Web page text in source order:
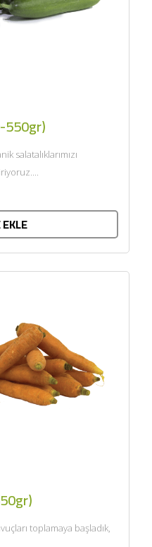
550gr)
salatalıklarımızı
toplamaya başladık,